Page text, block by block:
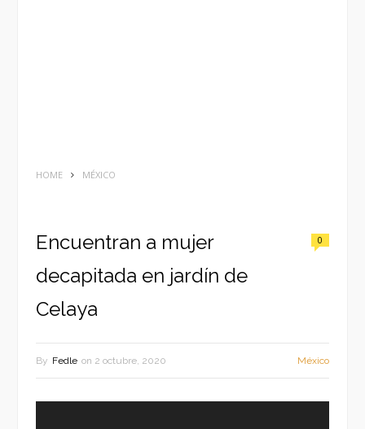
HOME MÉXICO
Encuentran a mujer
decapitada en jardín de
Celaya
0
By Fedle on 2 octubre, 2020 México